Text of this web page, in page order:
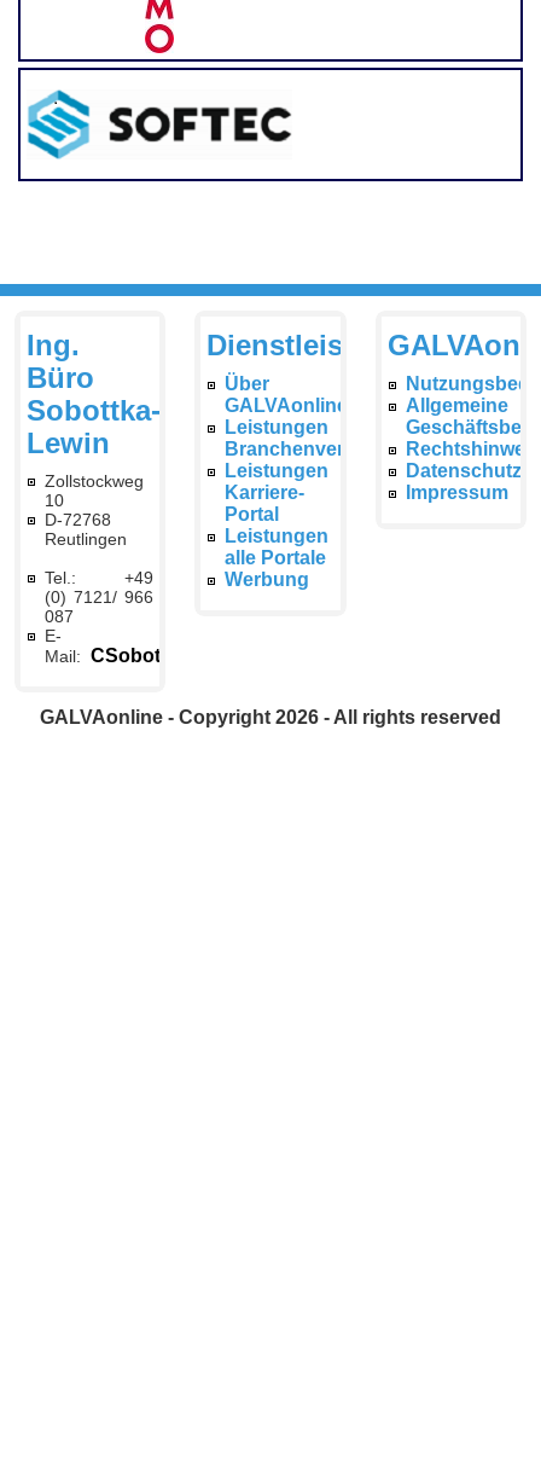
Ing.
Büro
Sobottka-
Lewin
Zollstockweg
10
D-72768
Reutlingen
Tel.: +49
(0) 7121/ 966
087
E-
Mail: CSobottka@galvaonline.de
Dienstleistungen
Über
GALVAonline
Leistungen
Branchenverzeichnis
Leistungen
Karriere-
Portal
Leistungen
alle Portale
Werbung
Allgemeine
Impressum
GALVAonline - Copyright 2026 - All rights reserved